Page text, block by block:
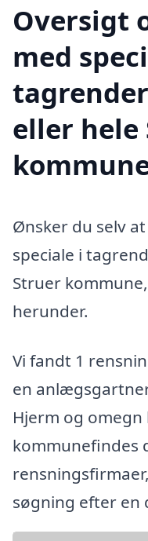
Oversigt
med
eller hele
Ønsker du selv
speciale i
Struer
herunder.
Vi fandt 1
en
Hjerm og
kommunefindes
søgning efter